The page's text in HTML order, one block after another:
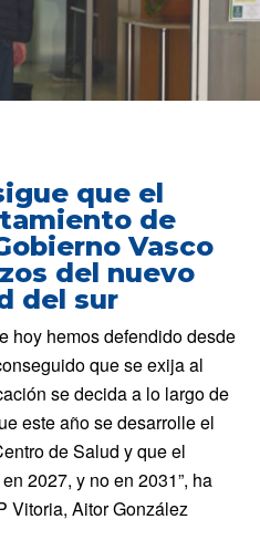
que el
de
Vasco
del nuevo
del sur
hoy hemos defendido desde
que se exija al
se decida a lo largo de
este año se desarrolle el
de Salud y que el
2027, y no en 2031”, ha
Vitoria, Aitor González